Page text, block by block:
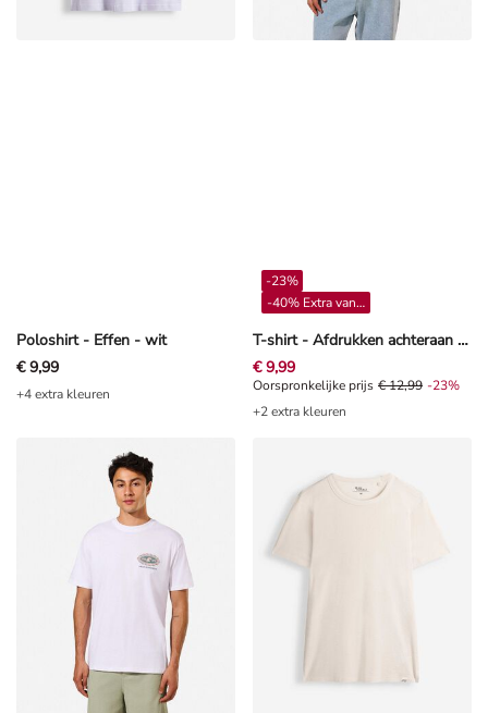
Poloshirt - Effen - wit
€ 9,99
+4 extra kleuren
T-shirt - Afdrukken achteraan - Zwart
-23%
-40% Extra vanaf 4**
€ 9,99
Oorspronkelijke prijs € 12,99,
Oorspronkelijke prijs € 12,99 -23%
+2 extra kleuren